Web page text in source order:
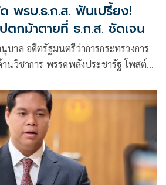
พรบ.ธ.ก.ส. ฟันเปรี้ยง!
ตกม้าตายที่ ธ.ก.ส. ชัดเจน
าล อดีตรัฐมนตรีว่าการกระทรวงการ